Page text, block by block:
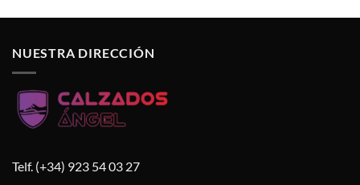
NUESTRA DIRECCIÓN
Telf. (+34) 923 54 03 27